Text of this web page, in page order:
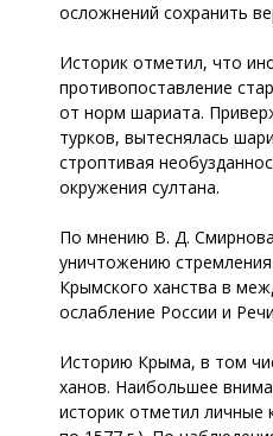
осложнений сохранить
Историк отметил, что
противопоставление
от норм шариата.
турков, вытеснялась
строптивая
окружения султана.
По мнению В. Д.
уничтожению
Крымского ханства в
ослабление России и
Историю Крыма, в том
ханов. Наибольшее
историк отметил личные